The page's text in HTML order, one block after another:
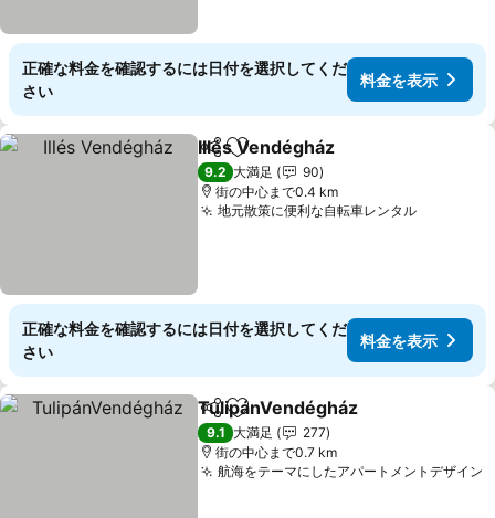
正確な料金を確認するには日付を選択してくだ
さい
料金を表示
シェアお気に入りに追加
Illés Vendégház
9.2 大満足
90
街の中心まで0.4 km
地元散策に便利な自転車レンタル料金を表
正確な料金を確認するには日付を選択してくだ
さい
料金を表示
シェアお気に入りに追加
TulipánVendégház
9.1 大満足
277
街の中心まで0.7 km
航海をテーマにしたアパートメントデザイン